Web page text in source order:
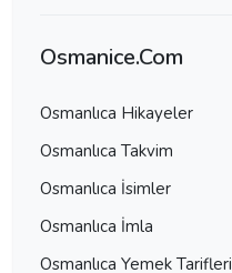
Osmanice.Com
Osmanlıca Hikayeler
Osmanlıca Takvim
Osmanlıca İsimler
Osmanlıca İmla
Osmanlıca Yemek Tarifleri